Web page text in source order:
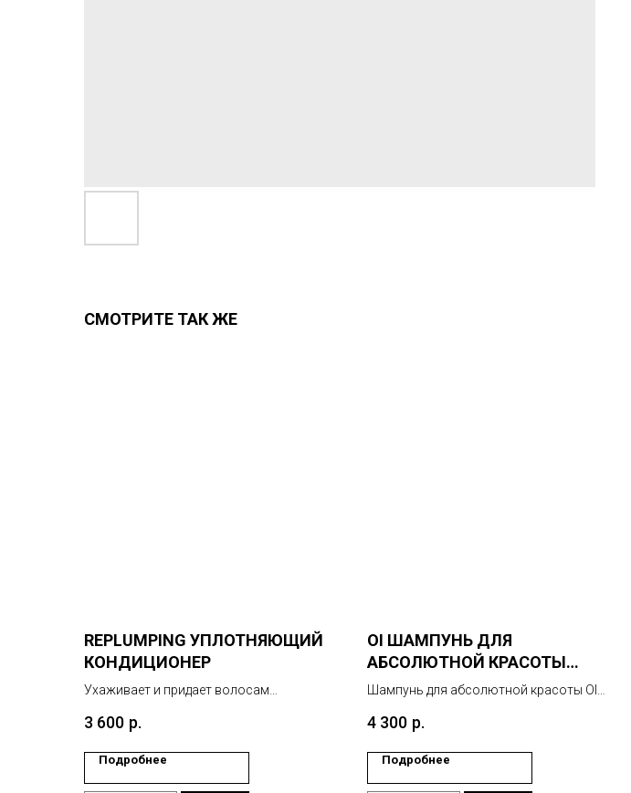
СМОТРИТЕ ТАК ЖЕ
REPLUMPING УПЛОТНЯЮЩИЙ
КОНДИЦИОНЕР
Ухаживает и придает волосам
Содержит фитоактивы сливы,
флавоноидами, которые обладают
антирадикальным действием и высокой
3 600 р.
Подробнее
OI ШАМПУНЬ ДЛЯ
АБСОЛЮТНОЙ КРАСОТЫ
ВОЛОС
Шампунь для абсолютной красоты OI
необычайную мягкость, блеск и объем.
4 300 р.
Подробнее